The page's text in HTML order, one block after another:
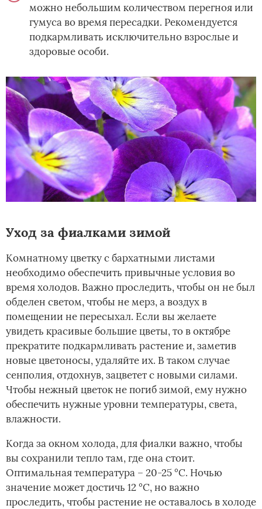
можно небольшим количеством перегноя или
гумуса во время пересадки. Рекомендуется
подкармливать исключительно взрослые и
здоровые особи.
Уход за фиалками зимой
Комнатному цветку с бархатными листами
необходимо обеспечить привычные условия во
время холодов. Важно проследить, чтобы он не был
обделен светом, чтобы не мерз, а воздух в
помещении не пересыхал. Если вы желаете
увидеть красивые большие цветы, то в октябре
прекратите подкармливать растение и, заметив
новые цветоносы, удаляйте их. В таком случае
сенполия, отдохнув, зацветет с новыми силами.
Чтобы нежный цветок не погиб зимой, ему нужно
обеспечить нужные уровни температуры, света,
влажности.
Когда за окном холода, для фиалки важно, чтобы
вы сохранили тепло там, где она стоит.
Оптимальная температура – 20-25 °C. Ночью
значение может достичь 12 °C, но важно
проследить, чтобы растение не оставалось в холоде